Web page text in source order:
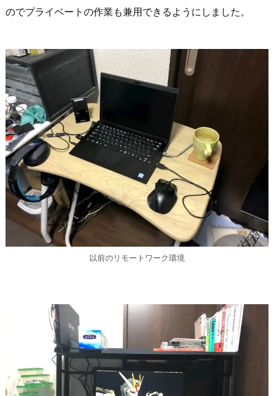
のでプライベートの作業も兼用できるようにしました。
以前のリモートワーク環境